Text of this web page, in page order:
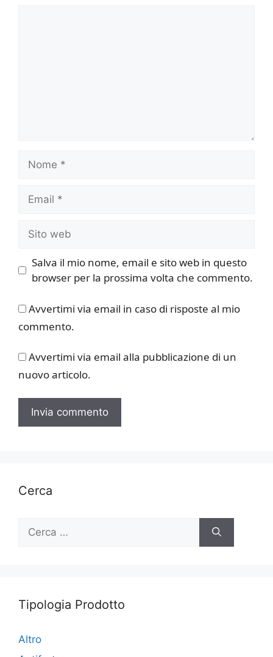
Nome
Email
Sito
web
Salva il mio nome, email e sito web in questo
browser per la prossima volta che commento.
Avvertimi via email in caso di risposte al mio
commento.
Avvertimi via email alla pubblicazione di un
nuovo articolo.
Cerca
per:
Tipologia Prodotto
Altro